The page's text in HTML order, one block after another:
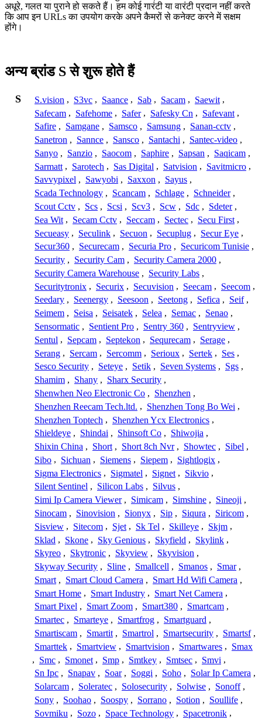
अधूरे, गलत या पुराने हो सकते हैं। हम कोई गारंटी या वारंटी प्रदान नहीं करते
कि आप इन URLs का उपयोग करके अपने कैमरों से कनेक्ट करने में सक्षम
होंगे।
अन्य ब्रांड S से शुरू होते हैं
S S.vision , S3vc , Saance , Sab , Sacam , Saewit ,
Safecam , Safehome , Safer , Safesky Cn , Safevant ,
Safire , Samgane , Samsco , Samsung , Sanan-cctv ,
Sanetron , Sannce , Sansco , Santachi , Santec-video ,
Sanyo , Sanzio , Saocom , Saphire , Sapsan , Saqicam ,
Sarmatt , Sarotech , Sas Digital , Satvision , Savitmicro ,
Savvypixel , Sawyobi , Saxxon , Sayus ,
Scada Technology , Scancam , Schlage , Schneider ,
Scout Cctv , Scs , Scsi , Scv3 , Scw , Sdc , Sdeter ,
Sea Wit , Secam Cctv , Seccam , Sectec , Secu First ,
Secueasy , Seculink , Secuon , Secuplug , Secur Eye ,
Secur360 , Securecam , Securia Pro , Securicom Tunisie ,
Security , Security Cam , Security Camera 2000 ,
Security Camera Warehouse , Security Labs ,
Securitytronix , Securix , Secuvision , Seecam , Seecom ,
Seedary , Seenergy , Seesoon , Seetong , Sefica , Seif ,
Seimem , Seisa , Seisatek , Selea , Semac , Senao ,
Sensormatic , Sentient Pro , Sentry 360 , Sentryview ,
Sentul , Sepcam , Septekon , Sequrecam , Serage ,
Serang , Sercam , Sercomm , Serioux , Sertek , Ses ,
Sesco Security , Seteye , Setik , Seven Systems , Sgs ,
Shamim , Shany , Sharx Security ,
Shenwhen Neo Electronic Co , Shenzhen ,
Shenzhen Reecam Tech.ltd. , Shenzhen Tong Bo Wei ,
Shenzhen Toptech , Shenzhen Ycx Electronics ,
Shieldeye , Shindai , Shinsoft Co , Shiwojia ,
Shixin China , Short , Short 8ch Nvr , Showtec , Sibel ,
Sibo , Sichuan , Siemens , Siepem , Sightlogix ,
Sigma Electronics , Sigmatel , Signet , Sikvio ,
Silent Sentinel , Silicon Labs , Silvus ,
Simi Ip Camera Viewer , Simicam , Simshine , Sineoji ,
Sinocam , Sinovision , Sionyx , Sip , Siqura , Siricom ,
Sisview , Sitecom , Sjet , Sk Tel , Skilleye , Skjm ,
Sklad , Skone , Sky Genious , Skyfield , Skylink ,
Skyreo , Skytronic , Skyview , Skyvision ,
Skyway Security , Sline , Smallcell , Smanos , Smar ,
Smart , Smart Cloud Camera , Smart Hd Wifi Camera ,
Smart Home , Smart Industry , Smart Net Camera ,
Smart Pixel , Smart Zoom , Smart380 , Smartcam ,
Smartec , Smarteye , Smartfrog , Smartguard ,
Smartiscam , Smartit , Smartrol , Smartsecurity , Smartsf ,
Smarttek , Smartview , Smartvision , Smartwares , Smax
, Smc , Smonet , Smp , Smtkey , Smtsec , Smvi ,
Sn Ipc , Snapav , Soar , Soggi , Soho , Solar Ip Camera ,
Solarcam , Soleratec , Solosecurity , Solwise , Sonoff ,
Sony , Soohao , Soospy , Sorrano , Sotion , Soullife ,
Sovmiku , Sozo , Space Technology , Spacetronik ,